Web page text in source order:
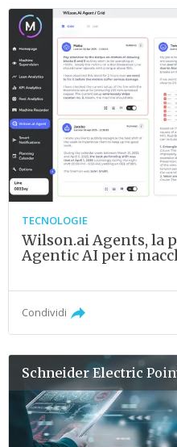
TECNOLOGIE
Wilson.ai Agents, la
Agentic AI per i
Condividi
Schneider Electric